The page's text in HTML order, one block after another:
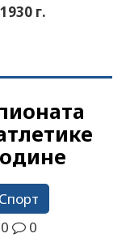
г.
Спорт
0